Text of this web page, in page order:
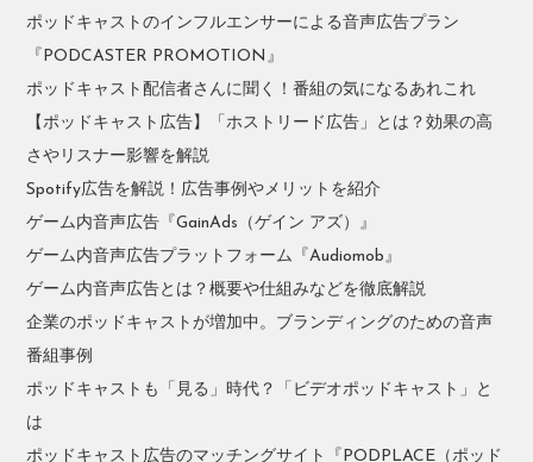
ポッドキャストのインフルエンサーによる音声広告プラン
『PODCASTER PROMOTION』
ポッドキャスト配信者さんに聞く！番組の気になるあれこれ
【ポッドキャスト広告】「ホストリード広告」とは？効果の高
さやリスナー影響を解説
Spotify広告を解説！広告事例やメリットを紹介
ゲーム内音声広告『GainAds（ゲイン アズ）』
ゲーム内音声広告プラットフォーム『Audiomob』
ゲーム内音声広告とは？概要や仕組みなどを徹底解説
企業のポッドキャストが増加中。ブランディングのための音声
番組事例
ポッドキャストも「見る」時代？「ビデオポッドキャスト」と
は
ポッドキャスト広告のマッチングサイト『PODPLACE（ポッド